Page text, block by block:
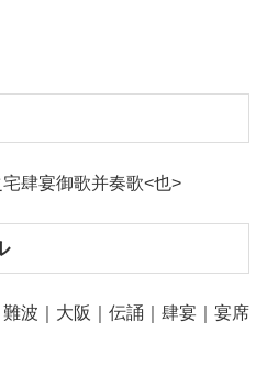
肆宴御歌并奏歌<也>
波｜大阪｜伝誦｜肆宴｜宴席